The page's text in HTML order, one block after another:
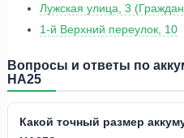
Лужская улица, 3
1-й Верхний переулок, 10
Вопросы и ответы по
HA25
Какой точный размер